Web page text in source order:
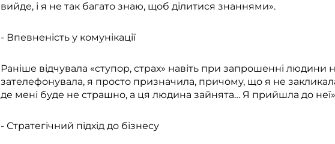
вийде, і я не так багато знаю, щоб ділитися знаннями».
- Впевненість у комунікації
Раніше відчувала «ступор, страх» навіть при запрошенні людини
зателефонувала, я просто призначила, причому, що я не
де мені буде не страшно, а ця людина зайнята… Я прийшла до
- Стратегічний підхід до бізнесу